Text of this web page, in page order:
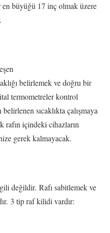
büyüğü 17 inç olmak üzere
belirlemek ve doğru bir
termometreler kontrol
sıcaklıkta çalışmaya
rafın içindeki cihazların
gerek kalmayacak.
değildir. Rafı sabitlemek ve
3 tip raf kilidi vardır: